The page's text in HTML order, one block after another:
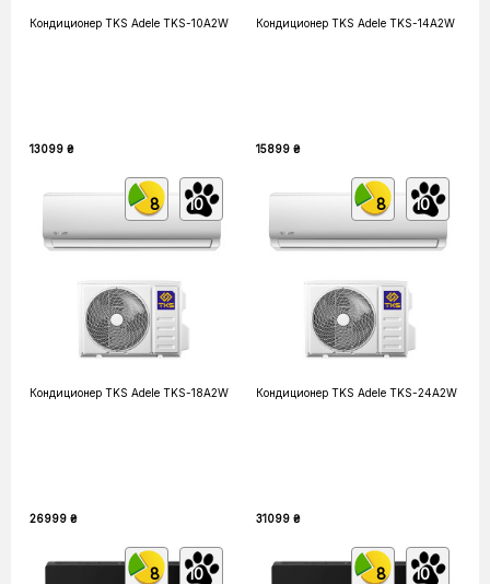
Кондиционер TKS Adele TKS-10A2W
13099 ₴
Кондиционер TKS Adele TKS-14A2W
15899 ₴
8 10
Кондиционер TKS Adele TKS-18A2W
26999 ₴
8 10
Кондиционер TKS Adele TKS-24A2W
31099 ₴
8 10 8 10